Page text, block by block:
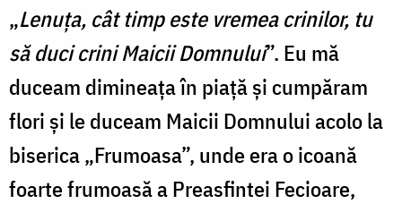
„Lenuţa, cât timp este vremea crinilor, tu
să duci crini Maicii Domnului”. Eu mă
duceam dimineaţa în piaţă şi cumpăram
flori şi le duceam Maicii Domnului acolo la
biserica „Frumoasa”, unde era o icoană
foarte frumoasă a Preasfintei Fecioare,